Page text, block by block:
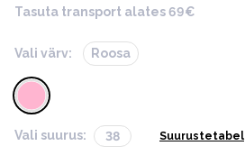
Tasuta transport alates 69€
Vali värv: Roosa
Vali suurus: 38 Suurustetabel